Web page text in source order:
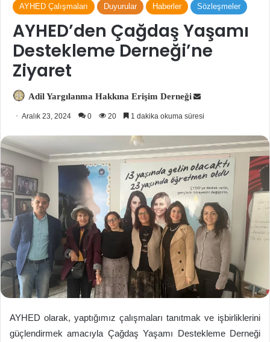
AYHED Çalışmaları Duyurular Haberler Sözleşmeler
AYHED’den Çağdaş Yaşamı
Destekleme Derneği’ne
Ziyaret
Adil Yargılanma Hakkına Erişim Derneği
Bir
Aralık 23, 2024 0 20 1 dakika okuma süresi
AYHED olarak, yaptığımız çalışmaları tanıtmak ve işbirliklerini
güçlendirmek amacıyla Çağdaş Yaşamı Destekleme Derneği